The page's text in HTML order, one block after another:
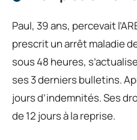
Paul, 39 ans, percevait
prescrit un arrêt maladie
sous 48 heures,
ses 3 derniers bulletins.
jours d’indemnités. Ses
de 12 jours à la reprise.